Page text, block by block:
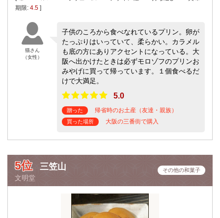
期限: 4.5 ]
猫さん
（女性）
子供のころから食べなれているプリン。卵が
たっぷりはいっていて、柔らかい。カラメル
も底の方にありアクセントになっている。大
阪へ出かけたときは必ずモロゾフのプリンお
みやげに買って帰っています。１個食べるだ
けで大満足。
5.0
贈った 帰省時のお土産（友達・親族）
買った場所 大阪の三番街で購入
5位 三笠山
文明堂
その他の和菓子